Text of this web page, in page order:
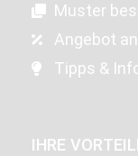
Muster
Angebot
Tipps &
IHRE